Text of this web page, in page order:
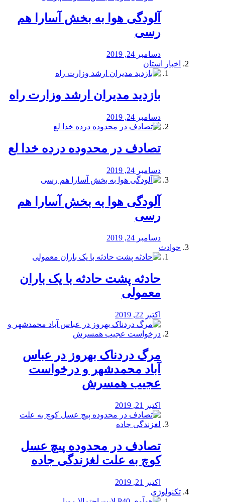
آلودگی هوا به بخش آسارا هم
رسی
دسامبر 24, 2019
اخبار استان
بازدید مدیران ارشد وزارت راه
دسامبر 24, 2019
تصادف در محدوده درده خدا لع
دسامبر 24, 2019
آلودگی هوا به بخش آسارا هم
رسی
دسامبر 24, 2019
حوادث
️حادثه پشت حادثه با یک باران
معمولی
اکتبر 22, 2019
مرگ دردناک بهروز در عباس
آباد محمدشهر و درخواست
عجیب همسرش
اکتبر 21, 2019
تصادف در محدوده پیچ عسل
کوچ به علت لغزندگی جاده
اکتبر 21, 2019
تکنولوژی